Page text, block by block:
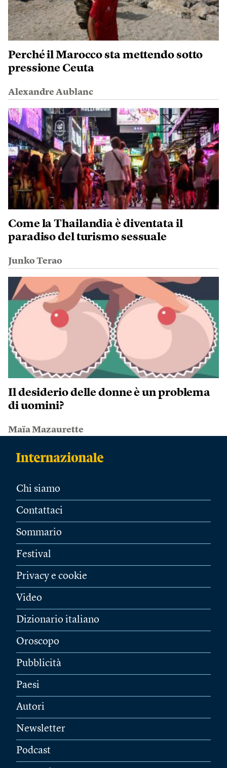
Perché il Marocco sta mettendo sotto
pressione Ceuta
Alexandre Aublanc
Come la Thailandia è diventata il
paradiso del turismo sessuale
Junko Terao
Il desiderio delle donne è un problema
di uomini?
Maïa Mazaurette
Chi siamo
Contattaci
Sommario
Festival
Privacy e cookie
Video
Dizionario italiano
Oroscopo
Pubblicità
Paesi
Autori
Newsletter
Podcast